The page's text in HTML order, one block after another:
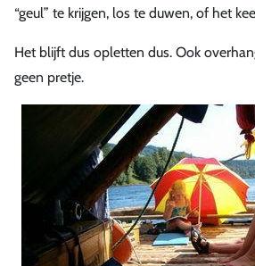
“geul” te krijgen, los te duwen, of het
Het blijft dus opletten dus. Ook
geen pretje.